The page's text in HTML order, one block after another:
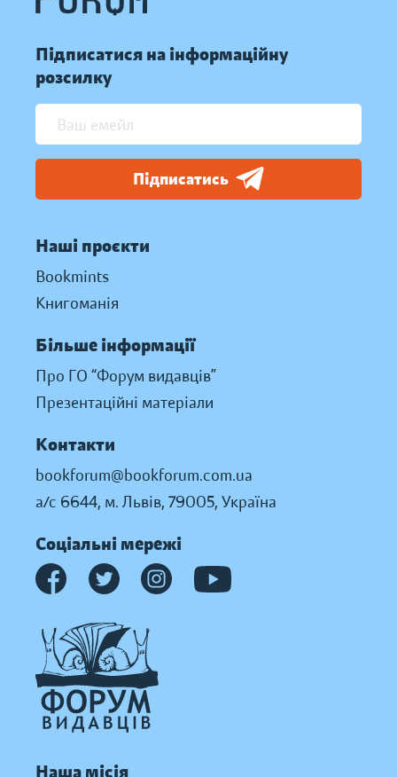
Підписатися на інформаційну
розсилку
Підписатись
Наші проєкти
Bookmints
Книгоманія
Більше інформації
Про ГО “Форум видавців”
Презентаційні матеріали
Контакти
bookforum@bookforum.com.ua
а/с 6644, м. Львів, 79005, Україна
Соціальні мережі
Наша місія